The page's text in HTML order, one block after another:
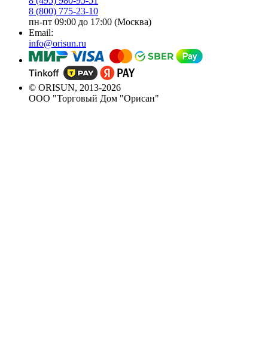
8 (800) 775-23-10
пн-пт 09:00 до 17:00 (Москва)
Email:
info@orisun.ru
© ORISUN, 2013-2026
ООО "Торговый Дом "Орисан"